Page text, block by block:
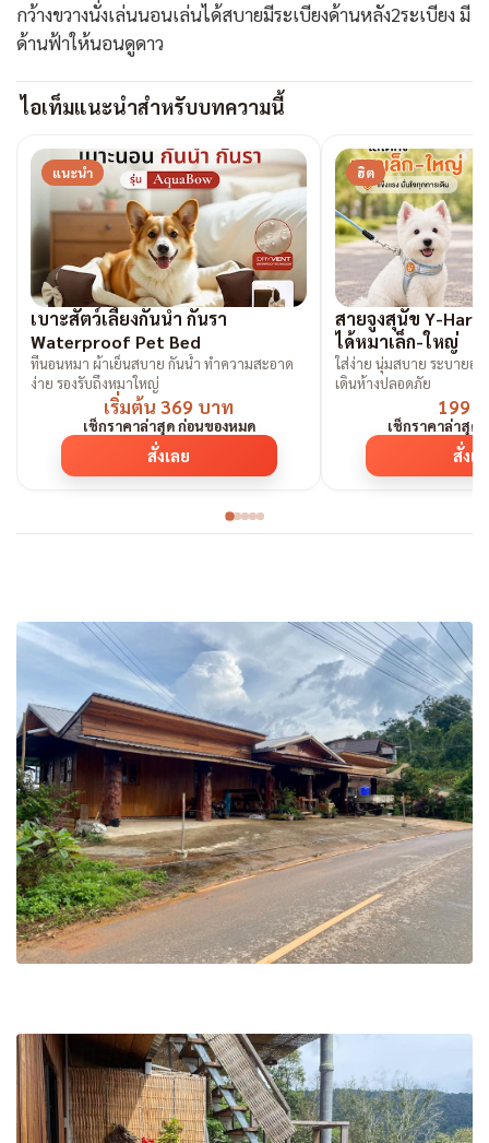
กว้างขวางนั่งเล่นนอนเล่นได้สบายมีระเบียงด้านหลัง2ระเบียง มี
ด้านฟ้าให้นอนดูดาว
ไอเท็มแนะนำสำหรับบทความนี้
แนะนำ
เบาะสัตว์เลี้ยงกันน้ำ กันรา
Waterproof Pet Bed
ที่นอนหมา ผ้าเย็นสบาย กันน้ำ ทำความสะอาด
ง่าย รองรับถึงหมาใหญ่
เริ่มต้น 369 บาท
เช็กราคาล่าสุด ก่อนของหมด
สั่งเลย
ฮิต
สายจูงสุนัข Y-
ได้หมาเล็ก-ใหญ่
ใส่ง่าย นุ่มสบาย ระบายอา
เดินห้างปลอดภัย
199
เช็กราคาล่าสุด
สั่งเ